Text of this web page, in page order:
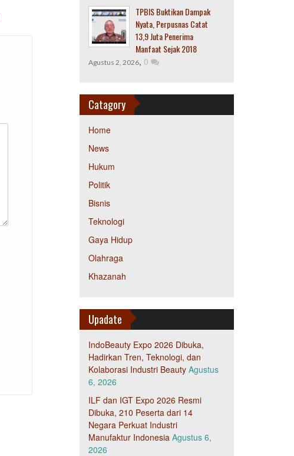
TPBIS Buktikan Dampak
Nyata, Perpusnas Catat
13,9 Juta Penerima
Manfaat Sejak 2018
Agustus 2, 2026, 0
Catagory
Home
News
Hukum
Politik
Bisnis
Teknologi
Gaya Hidup
Olahraga
Khazanah
Upadate
IndoBeauty Expo 2026 Dibuka,
Hadirkan Tren, Teknologi, dan
Kolaborasi Industri Beauty Agustus
6, 2026
ILF dan IGT Expo 2026 Resmi
Dibuka, 210 Peserta dari 14
Negara Perkuat Industri
Manufaktur Indonesia Agustus 6,
2026